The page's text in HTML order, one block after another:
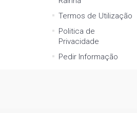
Termos de Utilização
Politica de
Privacidade
Pedir Informação